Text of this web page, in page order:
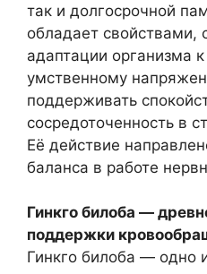
так и долгосрочной
обладает свойствами,
адаптации организма
умственному
поддерживать
сосредоточенность в
Её действие
баланса в работе
Гинкго билоба —
поддержки
Гинкго билоба — одно